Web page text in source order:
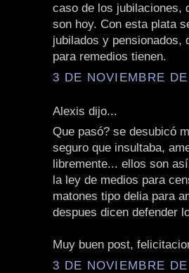
caso de los jubilaciones,
son hoy. Con esta plata
jubilados y pensionados,
para remedios tienen.
3 DE NOVIEMBRE
Alexis dijo...
Que pasó? se desubicó
seguro que insultaba,
libremente... ellos son
la ley de medios para
matones tipo delia para
despues dicen defender
Muy buen post,
3 DE NOVIEMBRE